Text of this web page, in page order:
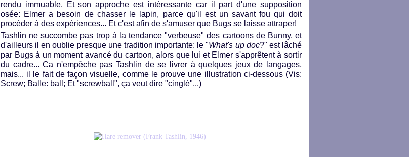
rendu immuable. Et son approche est intéressante car il part d'une supposition
osée: Elmer a besoin de chasser le lapin, parce qu'il est un savant fou qui doit
procéder à des expériences... Et c'est afin de s'amuser que Bugs se laisse attraper!
Tashlin ne succombe pas trop à la tendance "verbeuse" des cartoons de Bunny, et
d'ailleurs il en oublie presque une tradition importante: le "What's up doc?" est lâché
par Bugs à un moment avancé du cartoon, alors que lui et Elmer s'apprêtent à sortir
du cadre... Ca n'empêche pas Tashlin de se livrer à quelques jeux de langages,
mais... il le fait de façon visuelle, comme le prouve une illustration ci-dessous (Vis:
Screw; Balle: ball; Et "screwball", ça veut dire "cinglé"...)